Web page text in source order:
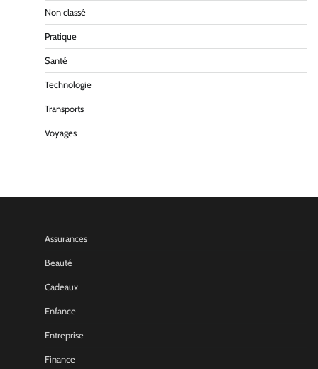
Non classé
Pratique
Santé
Technologie
Transports
Voyages
Assurances
Beauté
Cadeaux
Enfance
Entreprise
Finance